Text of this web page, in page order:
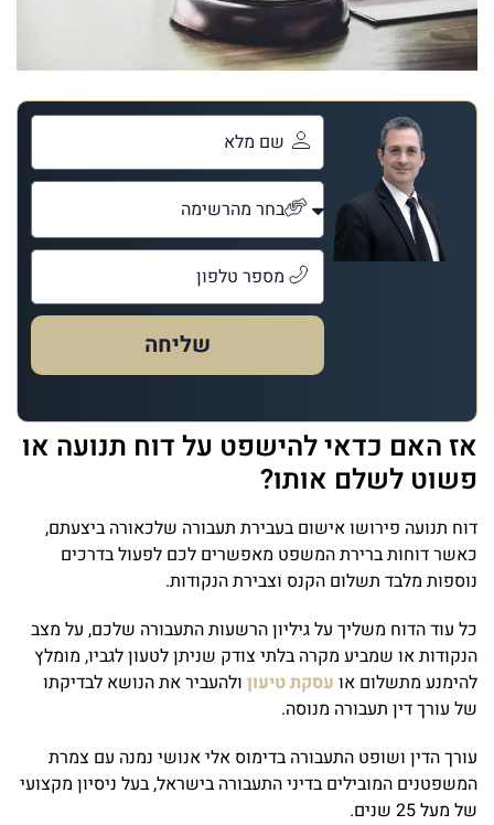
שליחה
אז האם כדאי להישפט על דוח תנועה או
פשוט לשלם אותו?
דוח תנועה פירושו אישום בעבירת תעבורה שלכאורה ביצעתם,
כאשר דוחות ברירת המשפט מאפשרים לכם לפעול בדרכים
נוספות מלבד תשלום הקנס וצבירת הנקודות.
כל עוד הדוח משליך על גיליון הרשעות התעבורה שלכם, על מצב
הנקודות או שמביע מקרה בלתי צודק שניתן לטעון לגביו, מומלץ
להימנע מתשלום או עסקת טיעון ולהעביר את הנושא לבדיקתו
של עורך דין תעבורה מנוסה.
עורך הדין ושופט התעבורה בדימוס אלי אנושי נמנה עם צמרת
המשפטנים המובילים בדיני התעבורה בישראל, בעל ניסיון מקצועי
של מעל 25 שנים.